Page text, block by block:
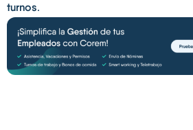
turnos.